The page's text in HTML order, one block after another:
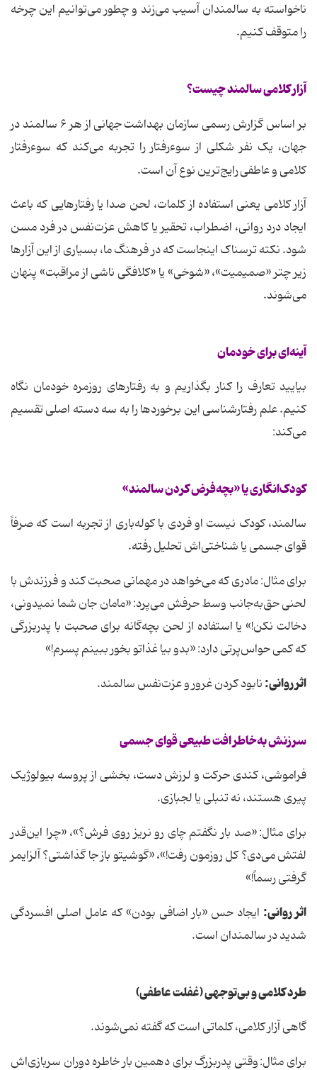
ناخواسته به سالمندان آسیب می‌زند و چطور می‌توانیم این چرخه
را متوقف کنیم.
آزار کلامی سالمند چیست؟
بر اساس گزارش رسمی سازمان بهداشت جهانی
از هر ۶ سالمند در
جهان، یک نفر شکلی از سوءرفتار را تجربه می‌کند که سوءرفتار
کلامی و عاطفیرایج‌ترین نوع آن است.
آزار کلامی یعنی استفاده از کلمات، لحن صدا یا رفتارهایی که باعث
ایجاد درد روانی، اضطراب، تحقیر یا کاهش عزت‌نفس در فرد مسن
شود. نکته ترسناک اینجاست که در فرهنگ ما، بسیاری از این آزارها
زیر چتر «صمیمیت»، «شوخی» یا «کلافگی ناشی از مراقبت» پنهان
می‌شوند.
آینه‌ای برای خودمان
بیایید تعارف را کنار بگذاریم و به رفتارهای روزمره خودمان نگاه
کنیم. علم رفتارشناسی این برخوردها را به سه دسته اصلی تقسیم
می‌کند:
کودک‌انگاری یا «بچه‌فرض کردن سالمند»
سالمند، کودک نیست او فردی با کوله‌باری از تجربه است که صرفاً
قوای جسمی یا شناختی‌اش تحلیل رفته.
برای مثال:مادری که می‌خواهد در مهمانی صحبت کند و فرزندش با
لحنی حق‌به‌جانب وسط حرفش می‌پرد: «مامان جان شما نمیدونی،
دخالت نکن!» یا استفاده از لحن بچه‌گانه برای صحبت با پدربزرگی
که کمی حواس‌پرتی دارد: «بدو بیا غذاتو بخور ببینم پسرم!»
اثر روانی:نابود کردن غرور و عزت‌نفس سالمند.
سرزنش به‌خاطر افت طبیعی قوای جسمی
فراموشی، کندی حرکت و لرزش دست، بخشی از پروسه بیولوژیک
پیری هستند، نه تنبلی یا لجبازی.
برای مثال:«صد بار نگفتم چای رو نریز روی فرش؟»، «چرا این‌قدر
لفتش می‌دی؟ کل روزمون رفت!»، «گوشیتو باز جا گذاشتی؟ آلزایمر
گرفتی رسماً!»
اثر روانی: ایجاد حس «بار اضافی بودن» که عامل اصلی افسردگی
شدید در سالمندان است.
طرد کلامی و بی‌توجهی (غفلت عاطفی)
گاهی آزار کلامی، کلماتی است که گفته نمی‌شوند.
برای مثال:وقتی پدربزرگ برای دهمین بار خاطره دوران سربازی‌اش